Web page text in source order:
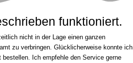
funktioniert.
nicht in der Lage einen ganzen
zu verbringen. Glücklicherweise konnte ich
Ich empfehle den Service gerne